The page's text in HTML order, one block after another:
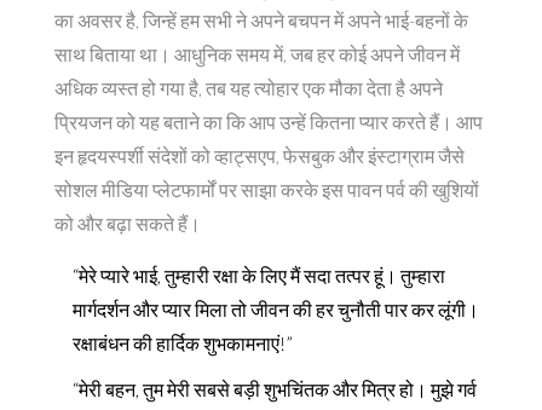
का अवसर है, जिन्हें हम सभी ने अपने बचपन में अपने भाई-बहनों के
साथ बिताया था। आधुनिक समय में, जब हर कोई अपने जीवन में
अधिक व्यस्त हो गया है, तब यह त्योहार एक मौका देता है अपने
प्रियजन को यह बताने का कि आप उन्हें कितना प्यार करते हैं। आप
इन हृदयस्पर्शी संदेशों को व्हाट्सएप, फेसबुक और इंस्टाग्राम जैसे
सोशल मीडिया प्लेटफार्मों पर साझा करके इस पावन पर्व की खुशियों
को और बढ़ा सकते हैं।
“मेरे प्यारे भाई, तुम्हारी रक्षा के लिए मैं सदा तत्पर हूं। तुम्हारा
मार्गदर्शन और प्यार मिला तो जीवन की हर चुनौती पार कर लूंगी।
रक्षाबंधन की हार्दिक शुभकामनाएं!”
“मेरी बहन, तुम मेरी सबसे बड़ी शुभचिंतक और मित्र हो। मुझे गर्व